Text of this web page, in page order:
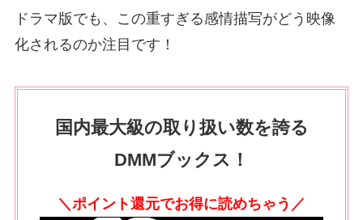
ドラマ版でも、この重すぎる感情描写がどう映像
化されるのか注目です！
国内最大級の取り扱い数を誇る
DMMブックス！
＼ポイント還元でお得に読めちゃう／